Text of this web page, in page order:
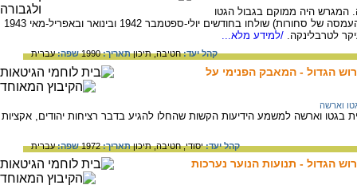
המגרש היה ממוקם בגבול הגטו
והחלק העירוני של העיר. מאתר זה (רמפת ההעמסה של סחורות) שולחו בחודשים יולי-ספטמבר 1942 ובינואר ובאפריל-מאי 1943
לטרבלינקה. /למידע מלא...
קהל יעד:חטיבה,תיכוןתאריך:1990 שפה:עברית
הגדול - המאבק הפנימי על
וארשה
וארשה למשמע הידיעות הקשות שהחלו להגיע בדבר רציחות יהודים, אקציות
קהל יעד:יסודי,חטיבה,תיכוןתאריך:1972 שפה:עברית
הגדול - תנועות הנוער נערכות